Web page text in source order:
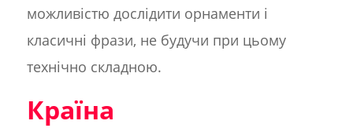
можливістю дослідити орнаменти і
класичні фрази, не будучи при цьому
технічно складною.
Країна